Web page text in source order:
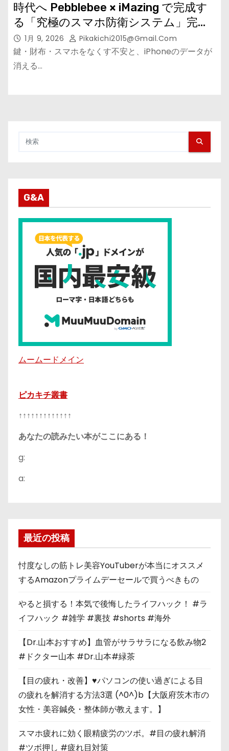
時代へ Pebblebee × iMazing で完成す
る「究極のスマホ防衛システム」完全
ガイド
1月 9, 2026 Pikakichi2015@gmail.com
鍵・財布・スマホをなくす不安と、iPhoneのデータが
消える…
G&A
ムームードメイン
ピカキチ叢書
↑↑↑↑↑↑↑↑↑↑↑↑↑
あなたの読みたい本がここにある！
g:
a:
最近の投稿
忖度なしの筋トレ美容YouTuberが本当にオススメ
するAmazonプライムデーセールで買うべきもの
やると損する！本気で後悔したライフハック！ #ラ
イフハック #雑学 #裏技 #shorts #海外
【Dr.山本おすすめ】血管がサラサラになる飲み物2
#ドクター山本 #Dr.山本#緑茶
【目の疲れ・改善】♥パソコンの使い過ぎによる目
の疲れを解消する方法3選 (^0^)b【大阪府茨木市の
女性・美容鍼灸・整体師が教えます。】
スマホ疲れに効く眼精疲労のツボ。#目の疲れ解消
#ツボ押し #疲れ目対策